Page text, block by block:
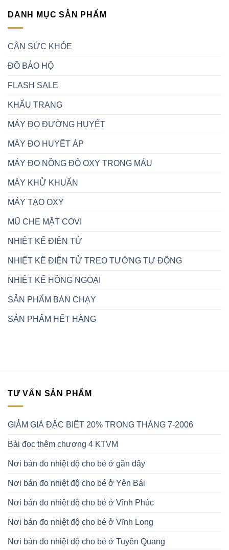
DANH MỤC SẢN PHẨM
CÂN SỨC KHỎE
ĐỒ BẢO HỘ
FLASH SALE
KHẨU TRANG
MÁY ĐO ĐƯỜNG HUYẾT
MÁY ĐO HUYẾT ÁP
MÁY ĐO NỒNG ĐỘ OXY TRONG MÁU
MÁY KHỬ KHUẨN
MÁY TẠO OXY
MŨ CHE MẶT COVI
NHIỆT KẾ ĐIỆN TỬ
NHIỆT KẾ ĐIỆN TỬ TREO TƯỜNG TỰ ĐỘNG
NHIỆT KẾ HỒNG NGOẠI
SẢN PHẨM BÁN CHẠY
SẢN PHẨM HẾT HÀNG
TƯ VẤN SẢN PHẨM
GIẢM GIÁ ĐẶC BIÊT 20% TRONG THÁNG 7-2006
Bài đọc thêm chương 4 KTVM
Nơi bán đo nhiệt độ cho bé ở gần đây
Nơi bán đo nhiệt độ cho bé ở Yên Bái
Nơi bán đo nhiệt độ cho bé ở Vĩnh Phúc
Nơi bán đo nhiệt độ cho bé ở Vĩnh Long
Nơi bán đo nhiệt độ cho bé ở Tuyên Quang